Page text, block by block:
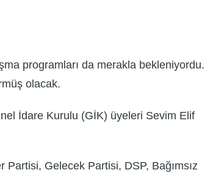
programları da merakla bekleniyordu.
olacak.
İdare Kurulu (GİK) üyeleri Sevim Elif
Gelecek Partisi, DSP, Bağımsız